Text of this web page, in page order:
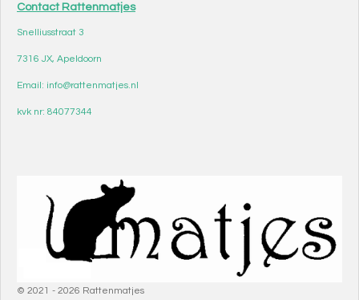
Contact Rattenmatjes
Snelliusstraat 3
7316 JX, Apeldoorn
Email: info@rattenmatjes.nl
kvk nr: 84077344
© 2021 - 2026 Rattenmatjes